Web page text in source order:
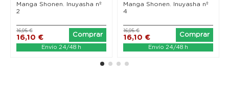
Manga Shonen. Inuyasha nº
2
16,10 €
16,95 €
Comprar
Envío 24/48 h
Manga Shonen. Inuyasha nº
4
16,10 €
16,95 €
Comprar
Envío 24/48 h